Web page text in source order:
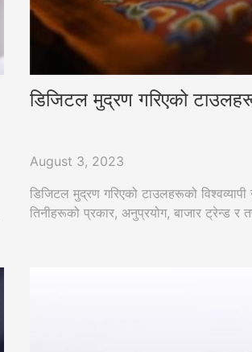
डिजिटल मुद्रण गरिएको
August 3, 2023
डिजिटल मुद्रण गरिएको टाउलहरूको
तिनीहरूको प्रकार, अनुप्रयोग, बाजार ट्रेन्ड र